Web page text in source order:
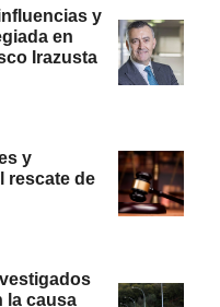
y
en
Irazusta
y
rescate de
la causa